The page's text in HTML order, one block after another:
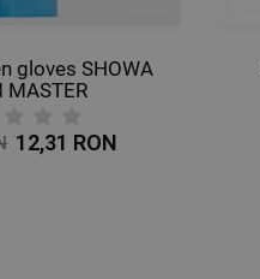
gloves SHOWA
MASTER
12,31 RON